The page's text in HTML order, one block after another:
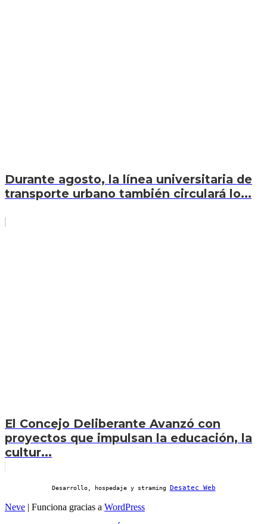
Durante agosto, la línea universitaria de
transporte urbano también circulará lo...
El Concejo Deliberante Avanzó con
proyectos que impulsan la educación, la
cultur...
Desarrollo, hospedaje y straming Desatec Web
Neve | Funciona gracias a WordPress